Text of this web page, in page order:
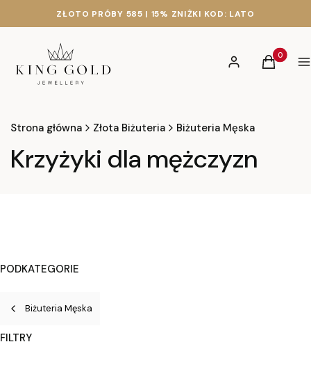
ZŁOTO PRÓBY 585 | 15% ZNIŻKI KOD: LATO
Zaloguj sięProdukty
Koszyk
Strona główna Złota Biżuteria Biżuteria Męska
Krzyżyki dla mężczyzn
PODKATEGORIE
Biżuteria Męska
FILTRY